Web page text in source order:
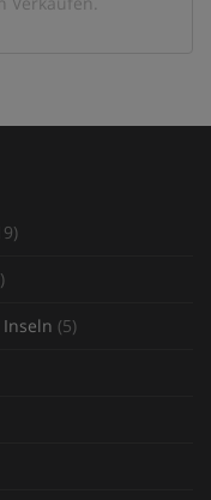
(5)